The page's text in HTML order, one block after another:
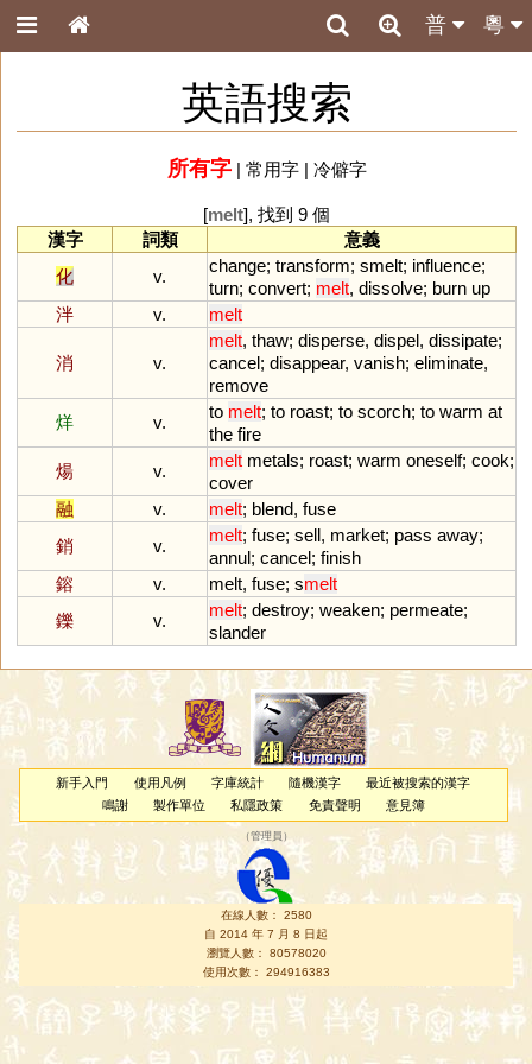
粵
普
英語搜索
所有字| 常用字| 冷僻字
[melt], 找到 9 個
漢字
詞類
意義
化
v.
change; transform; smelt; influence;
turn; convert; melt, dissolve; burn up
泮
v. melt
消 v.
melt, thaw; disperse, dispel, dissipate;
cancel; disappear, vanish; eliminate,
remove
烊
v.
to melt; to roast; to scorch; to warm at
the fire
煬
v.
melt metals; roast; warm oneself; cook;
cover
融
v. melt; blend, fuse
銷
v.
melt; fuse; sell, market; pass away;
annul; cancel; finish
鎔
v. melt, fuse; smelt
鑠
v.
melt; destroy; weaken; permeate;
slander
新手入門 使用凡例 字庫統計 隨機漢字
最近被搜索的漢字
鳴謝
製作單位 私隱政策 免責聲明 意見簿
（管理員 ）
在線人數： 2580
自 2014 年 7 月 8 日起
瀏覽人數： 80578020
使用次數： 294916383